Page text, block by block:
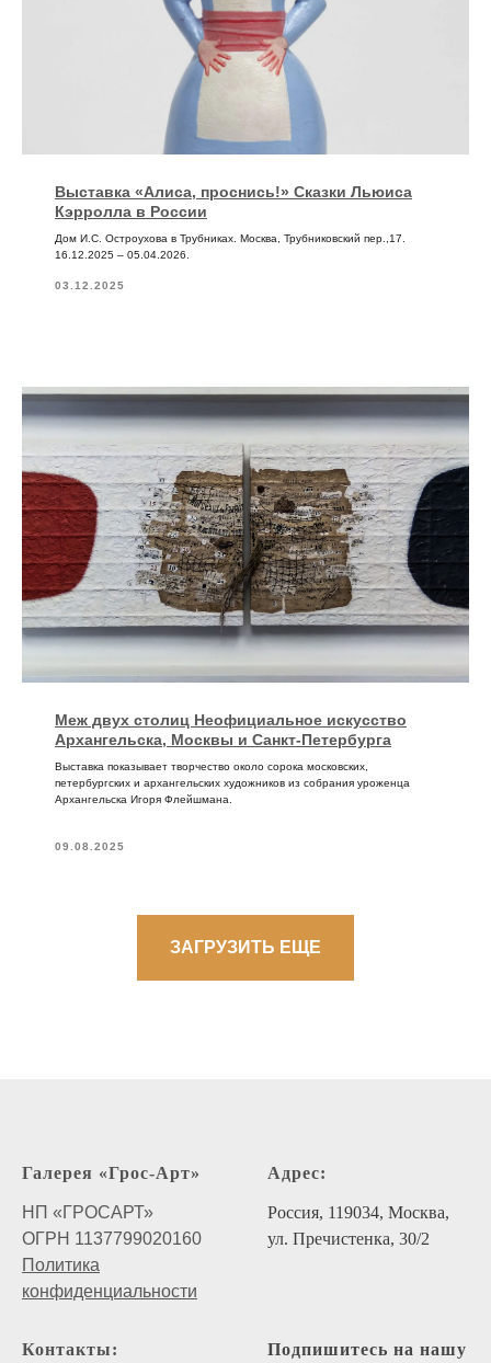
Выставка «Алиса, проснись!» Сказки Льюиса
Кэрролла в России
Дом И.С. Остроухова в Трубниках. Москва, Трубниковский пер.,17.
16.12.2025 – 05.04.2026.
03.12.2025
Меж двух столиц Неофициальное искусство
Архангельска, Москвы и Санкт-Петербурга
Выставка показывает творчество около сорока московских,
петербургских и архангельских художников из собрания уроженца
Архангельска Игоря Флейшмана.
09.08.2025
ЗАГРУЗИТЬ ЕЩЕ
Галерея «Грос-Арт»
НП «ГРОСАРТ»
ОГРН 1137799020160
Политика
конфиденциальности
Адрес:
Россия, 119034, Москва,
ул. Пречистенка, 30/2
Контакты:
Подпишитесь на нашу